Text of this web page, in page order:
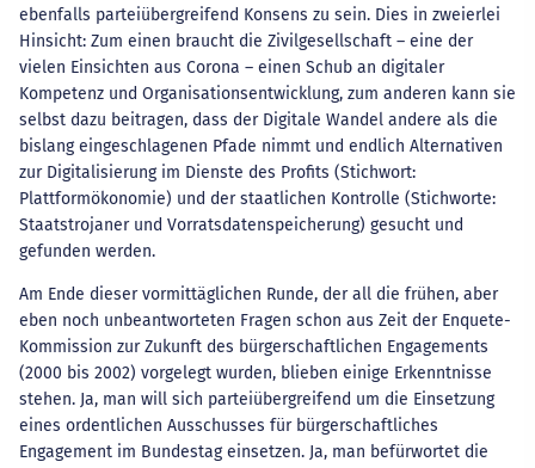
ebenfalls parteiübergreifend Konsens zu sein. Dies in zweierlei
Hinsicht: Zum einen braucht die Zivilgesellschaft – eine der
vielen Einsichten aus Corona – einen Schub an digitaler
Kompetenz und Organisationsentwicklung, zum anderen kann sie
selbst dazu beitragen, dass der Digitale Wandel andere als die
bislang eingeschlagenen Pfade nimmt und endlich Alternativen
zur Digitalisierung im Dienste des Profits (Stichwort:
Plattformökonomie) und der staatlichen Kontrolle (Stichworte:
Staatstrojaner und Vorratsdatenspeicherung) gesucht und
gefunden werden.
Am Ende dieser vormittäglichen Runde, der all die frühen, aber
eben noch unbeantworteten Fragen schon aus Zeit der Enquete-
Kommission zur Zukunft des bürgerschaftlichen Engagements
(2000 bis 2002) vorgelegt wurden, blieben einige Erkenntnisse
stehen. Ja, man will sich parteiübergreifend um die Einsetzung
eines ordentlichen Ausschusses für bürgerschaftliches
Engagement im Bundestag einsetzen. Ja, man befürwortet die